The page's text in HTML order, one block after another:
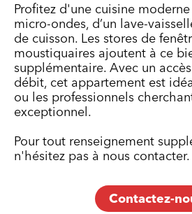
Profitez d'une cuisine
micro-ondes, d’un lave-
de cuisson. Les stores de
moustiquaires ajoutent à ce
supplémentaire. Avec un
débit, cet appartement est
ou les professionnels
exceptionnel.
Pour tout renseignement
n'hésitez pas à nous contacter.
Contactez-